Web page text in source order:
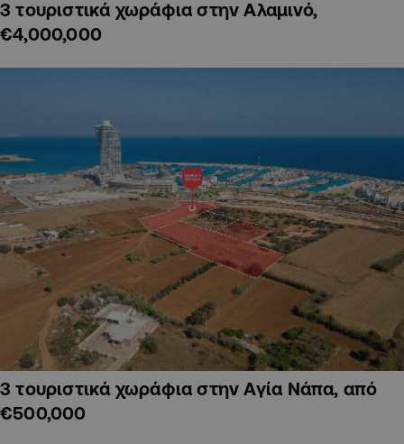
3 τουριστικά χωράφια στην Αλαμινό,
€4,000,000
3 τουριστικά χωράφια στην Αγία Νάπα, από
€500,000